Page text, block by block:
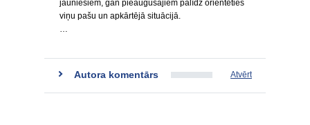
jauniešiem, gan pieaugušajiem palīdz orientēties
viņu pašu un apkārtējā situācijā.
…
Autora komentārs Atvērt